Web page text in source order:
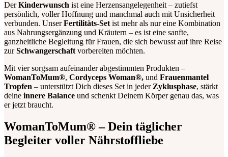
DerKinderwunsch ist eine Herzensangelegenheit – zutiefst
persönlich, voller Hoffnung und manchmal auch mit Unsicherheit
verbunden. UnserFertilitäts-Setist mehr als nur eine Kombination
aus Nahrungsergänzung und Kräutern – es ist eine sanfte,
ganzheitliche Begleitung für Frauen, die sich bewusst auf ihre Reise
zurSchwangerschaftvorbereiten möchten.
Mit vier sorgsam aufeinander abgestimmten Produkten –
WomanToMum®, Cordyceps Woman®, und Frauenmantel
Tropfen – unterstützt Dich dieses Set in jederZyklusphase, stärkt
deine innere Balance und schenkt Deinem Körper genau das, was
er jetzt braucht.
WomanToMum® – Dein täglicher
Begleiter voller Nährstoffliebe